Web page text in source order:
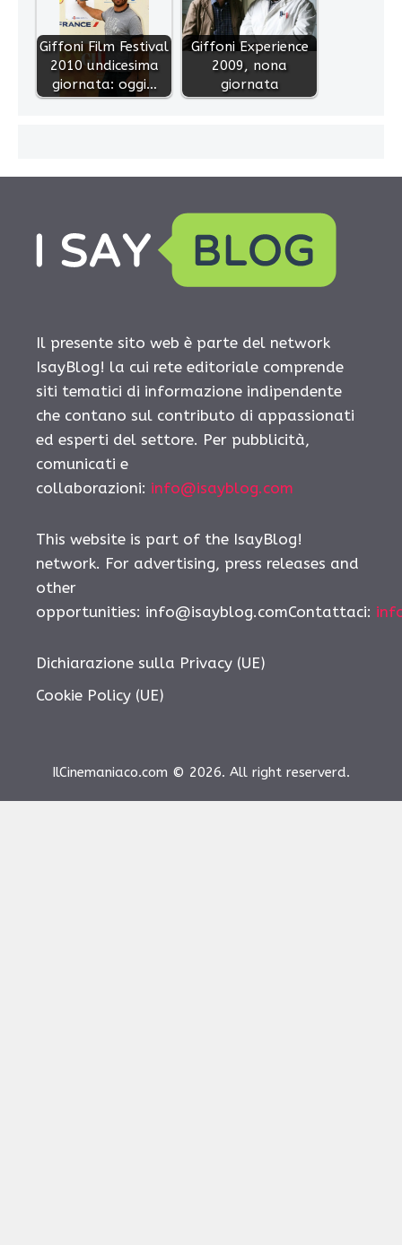
Giffoni Film Festival
2010 undicesima
giornata: oggi…
Giffoni Experience
2009, nona
giornata
Il presente sito web è parte del network
IsayBlog! la cui rete editoriale comprende
siti tematici di informazione indipendente
che contano sul contributo di appassionati
ed esperti del settore. Per pubblicità,
comunicati e
collaborazioni: info@isayblog.com
This website is part of the IsayBlog!
network. For advertising, press releases and
other
opportunities: info@isayblog.comContattaci:
Dichiarazione sulla Privacy (UE)
Cookie Policy (UE)
IlCinemaniaco.com © 2026. All right reserverd.